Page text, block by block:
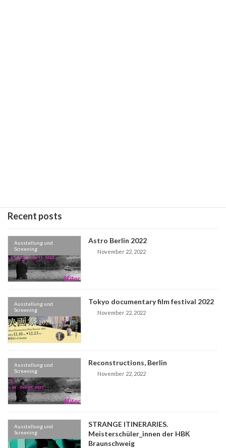
Recent posts
Ausstellung und
Screening
Astro Berlin 2022
November 22, 2022
Ausstellung und
Screening
Tokyo documentary film festival 2022
November 22, 2022
Ausstellung und
Screening
Reconstructions, Berlin
November 22, 2022
Ausstellung und
Screening
STRANGE ITINERARIES.
Meisterschüler_innen der HBK
Braunschweig